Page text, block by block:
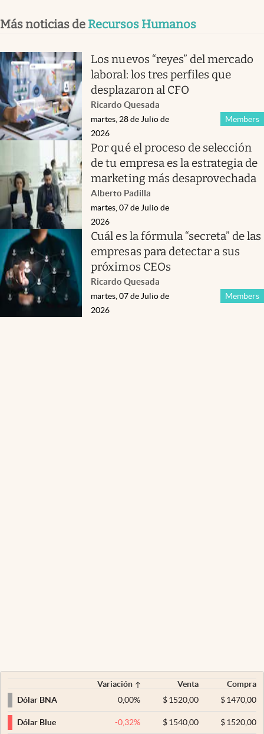
Más noticias de Recursos Humanos
Los nuevos “reyes” del mercado
laboral: los tres perfiles que
desplazaron al CFO
Ricardo Quesada
Members
martes, 28 de Julio de
2026
Por qué el proceso de selección
de tu empresa es la estrategia de
marketing más desaprovechada
Alberto Padilla
martes, 07 de Julio de
2026
Cuál es la fórmula “secreta” de las
empresas para detectar a sus
próximos CEOs
Ricardo Quesada
Members
martes, 07 de Julio de
2026
Variación Venta
Compra
Dólar BNA
0,00% $ 1520,00 $1470,00
Dólar Blue -0,32% $ 1540,00 $1520,00